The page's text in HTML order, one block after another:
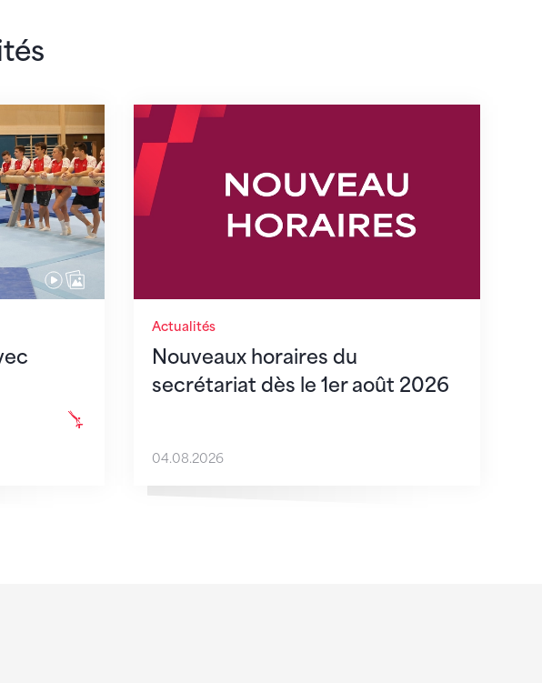
objectifs clairs
Actualités
Nouveaux horaires du
secrétariat dès le 1er août 2026
Nouveaux horaires du secrétariat dès le 1er août
04.08.2026